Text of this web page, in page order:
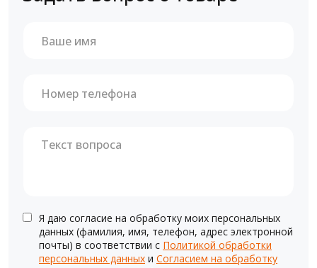
Я даю согласие на обработку моих персональных
данных (фамилия, имя, телефон, адрес электронной
почты) в соответствии с Политикой обработки
персональных данных и Согласием на обработку